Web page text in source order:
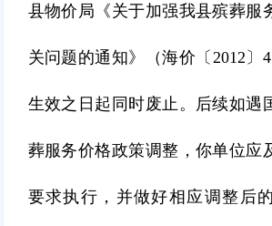
县物价局《关于加强我县殡葬服
关问题的通知》（海价〔2012〕
生效之日起同时废止。后续如遇
葬服务价格政策调整，你单位应
要求执行，并做好相应调整后